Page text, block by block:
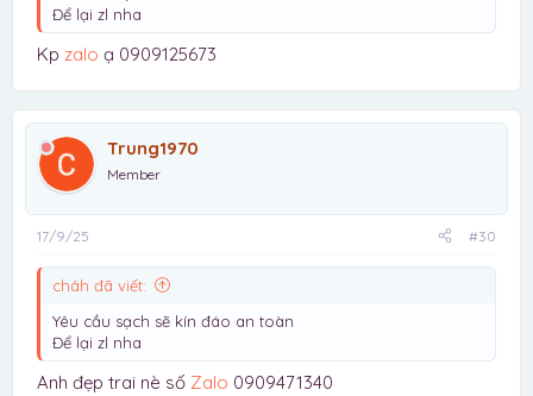
Để lại zl nha
Kp zalo ạ 0909125673
Trung1970
Member
17/9/25 #30
châh đã viết:
Yêu cầu sạch sẽ kín đáo an toàn
Để lại zl nha
Anh đẹp trai nè số Zalo 0909471340